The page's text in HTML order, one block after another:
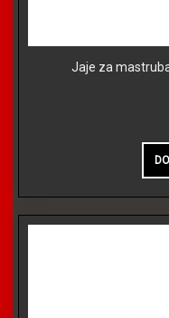
Jaje za